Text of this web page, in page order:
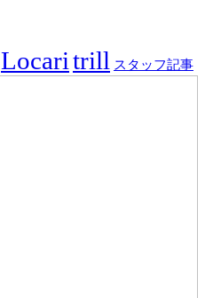
Locaritrill スタッフ記事